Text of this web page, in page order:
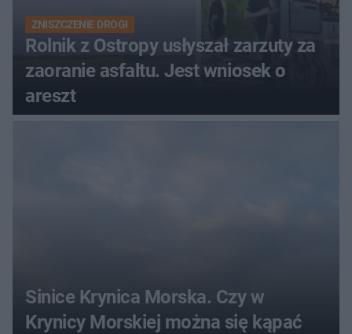
ZNISZCZENIE DROGI
Rolnik z Ostropy usłyszał zarzuty za
zaoranie asfaltu. Jest wniosek o
areszt
Sinice Krynica Morska. Czy w
Krynicy Morskiej można się kąpać